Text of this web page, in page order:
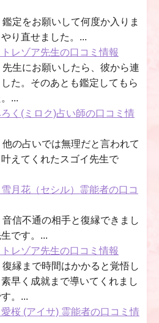
定をお願いして何度か入りま
り直せました。...
レゾア先生の口コミ情報
生にお願いしたら、彼から連
た。そのあとも鑑定してもら
...
く(ミロク)占い師の口コミ情
の占いでは無理だと言われて
えてくれたスゴイ先生で
月花（セシル）霊能者の口コ
信不通の相手と復縁できまし
です。...
レゾア先生の口コミ情報
縁まで時間はかかると覚悟し
早く成就まで導いてくれまし
。...
桜 (アイサ) 霊能者の口コミ情